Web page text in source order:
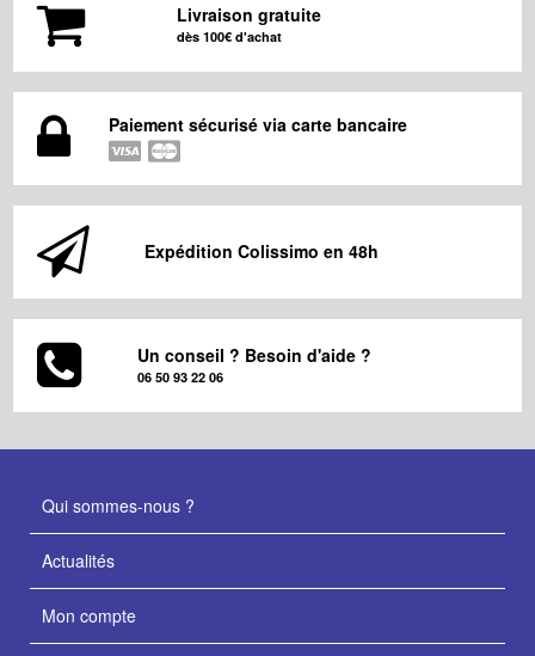
Livraison gratuite
dès 100€ d'achat
Paiement sécurisé via carte bancaire
Expédition Colissimo en 48h
Un conseil ? Besoin d'aide ?
06 50 93 22 06
Qui sommes-nous ?
Actualités
Mon compte